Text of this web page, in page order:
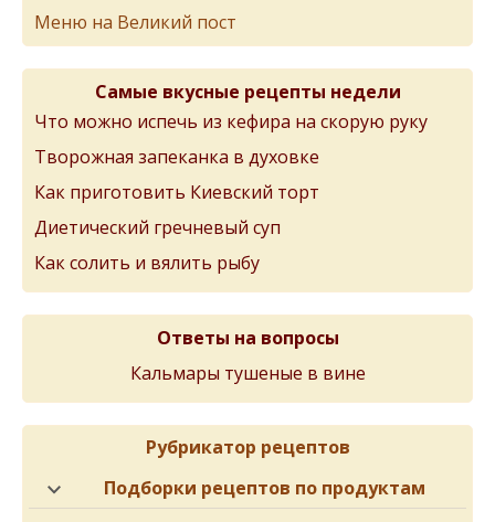
Меню на Великий пост
Самые вкусные рецепты недели
Что можно испечь из кефира на скорую руку
Творожная запеканка в духовке
Как приготовить Киевский торт
Диетический гречневый суп
Как солить и вялить рыбу
Ответы на вопросы
Кальмары тушеные в вине
Рубрикатор рецептов
Подборки рецептов по продуктам